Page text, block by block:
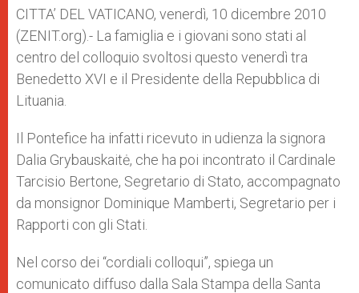
p
p
g
e
r
o
k
r
CITTA’ DEL VATICANO, venerdì, 10 dicembre 2010
(ZENIT.org).- La famiglia e i giovani sono stati al
centro del colloquio svoltosi questo venerdì tra
Benedetto XVI e il Presidente della Repubblica di
Lituania.
Il Pontefice ha infatti ricevuto in udienza la signora
Dalia Grybauskaitė, che ha poi incontrato il Cardinale
Tarcisio Bertone, Segretario di Stato, accompagnato
da monsignor Dominique Mamberti, Segretario per i
Rapporti con gli Stati.
Nel corso dei “cordiali colloqui”, spiega un
comunicato diffuso dalla Sala Stampa della Santa